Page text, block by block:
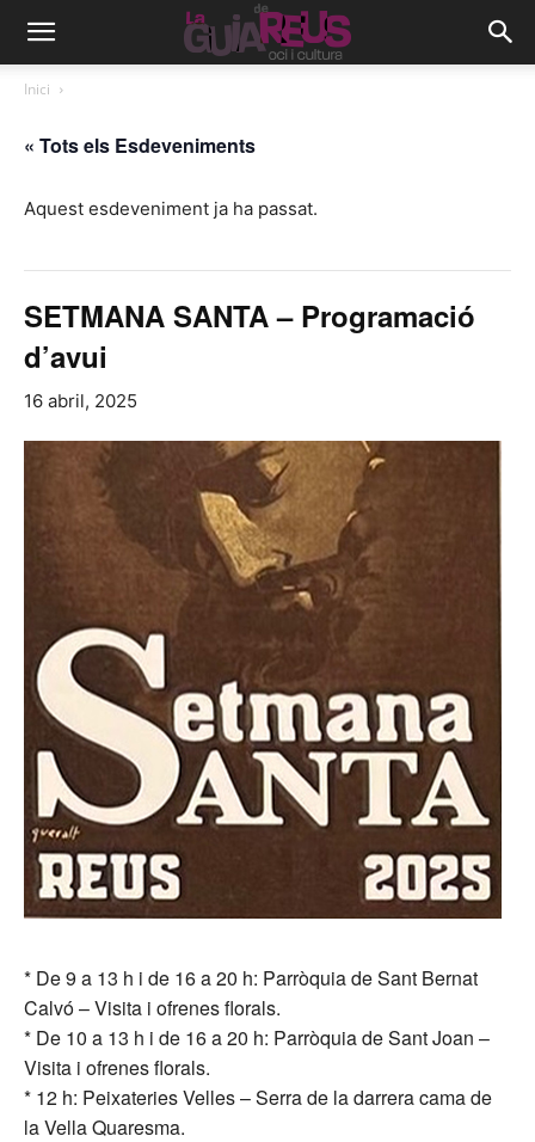
Inici
« Tots els Esdeveniments
Aquest esdeveniment ja ha passat.
SETMANA SANTA – Programació
d’avui
16 abril, 2025
* De 9 a 13 h i de 16 a 20 h: Parròquia de Sant Bernat
Calvó – Visita i ofrenes florals.
* De 10 a 13 h i de 16 a 20 h: Parròquia de Sant Joan –
Visita i ofrenes florals.
* 12 h: Peixateries Velles – Serra de la darrera cama de
la Vella Quaresma.